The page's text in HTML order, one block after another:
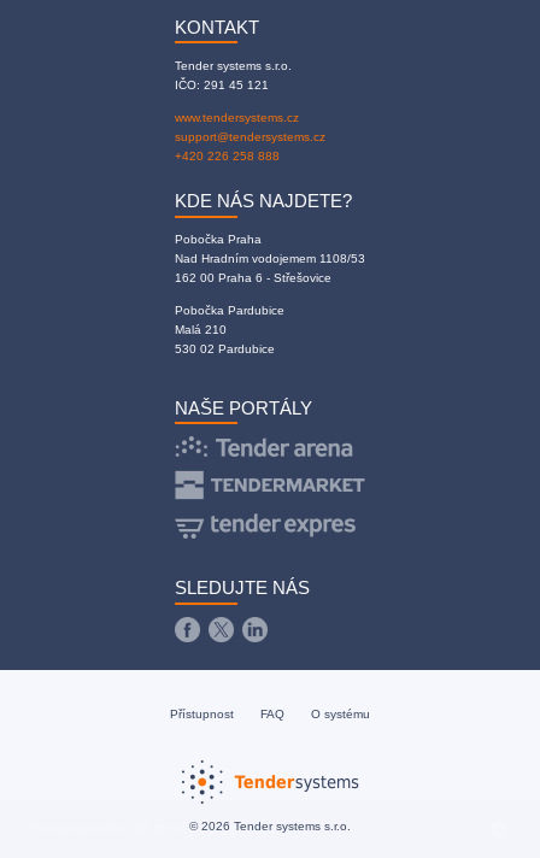
KONTAKT
Tender systems s.r.o.
IČO: 291 45 121
www.tendersystems.cz
support@tendersystems.cz
+420 226 258 888
KDE NÁS NAJDETE?
Pobočka Praha
Nad Hradním vodojemem 1108/53
162 00 Praha 6 - Střešovice
Pobočka Pardubice
Malá 210
530 02 Pardubice
NAŠE PORTÁLY
SLEDUJTE NÁS
Přístupnost FAQ O systému
© 2026 Tender systems s.r.o.
Nastal problém při zpracování požadavku.